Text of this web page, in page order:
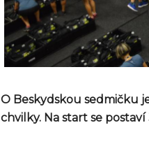
O Beskydskou sedmičku
chvilky. Na start se